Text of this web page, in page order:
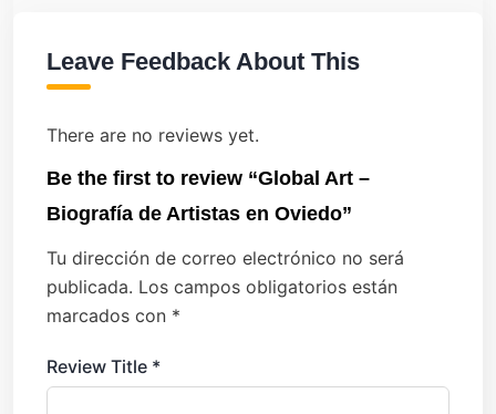
Leave Feedback About This
There are no reviews yet.
Be the first to review “Global Art –
Biografía de Artistas en Oviedo”
Tu dirección de correo electrónico no será
publicada. Los campos obligatorios están
marcados con *
Review Title *